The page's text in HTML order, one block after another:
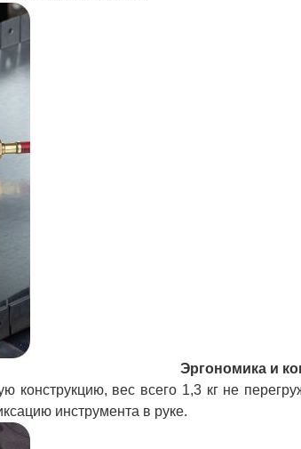
Эргономика и
конструкцию, вес всего 1,3 кг не
инструмента в руке.